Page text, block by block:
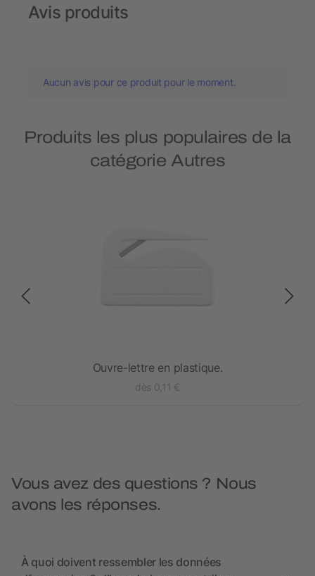
Avis produits
Aucun avis pour ce produit pour le moment.
Produits les plus populaires de la
catégorie Autres
Ouvre-lettre en plastique.
dès 0,11 €
Vous avez des questions ? Nous
avons les réponses.
À quoi doivent ressembler les données